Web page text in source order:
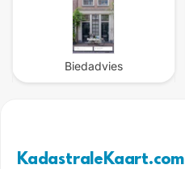
Biedadvies
KadastraleKaart.com